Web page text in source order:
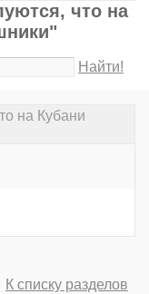
что на
Найти!
на Кубани
К списку разделов